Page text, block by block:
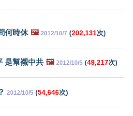
何時休 🖼️ 2012/10/7 (202,131次)
是幫襯中共 🖼️ 2012/10/5 (49,217次)
2012/10/5 (54,646次)